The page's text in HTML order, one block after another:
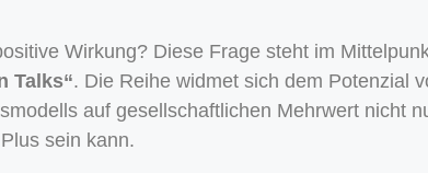
Wirkung? Diese Frage steht im
Talks“. Die Reihe widmet sich dem Potenzial
auf gesellschaftlichen Mehrwert nicht
sein kann.